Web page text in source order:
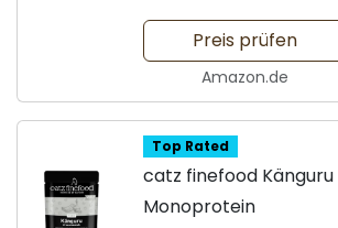
Preis prüfen
Amazon.de
Top Rated
catz finefood Känguru
Monoprotein